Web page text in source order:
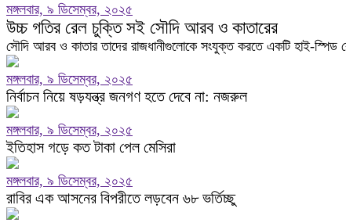
মঙ্গলবার, ৯ ডিসেম্বর, ২০২৫
উচ্চ গতির রেল চুক্তি সই সৌদি আরব ও কাতারের
সৌদি আরব ও কাতার তাদের রাজধানীগুলোকে সংযুক্ত করতে একটি হাই-স্পিড
মঙ্গলবার, ৯ ডিসেম্বর, ২০২৫
নির্বাচন নিয়ে ষড়যন্ত্র জনগণ হতে দেবে না: নজরুল
মঙ্গলবার, ৯ ডিসেম্বর, ২০২৫
ইতিহাস গড়ে কত টাকা পেল মেসিরা
মঙ্গলবার, ৯ ডিসেম্বর, ২০২৫
রাবির এক আসনের বিপরীতে লড়বেন ৬৮ ভর্তিচ্ছু